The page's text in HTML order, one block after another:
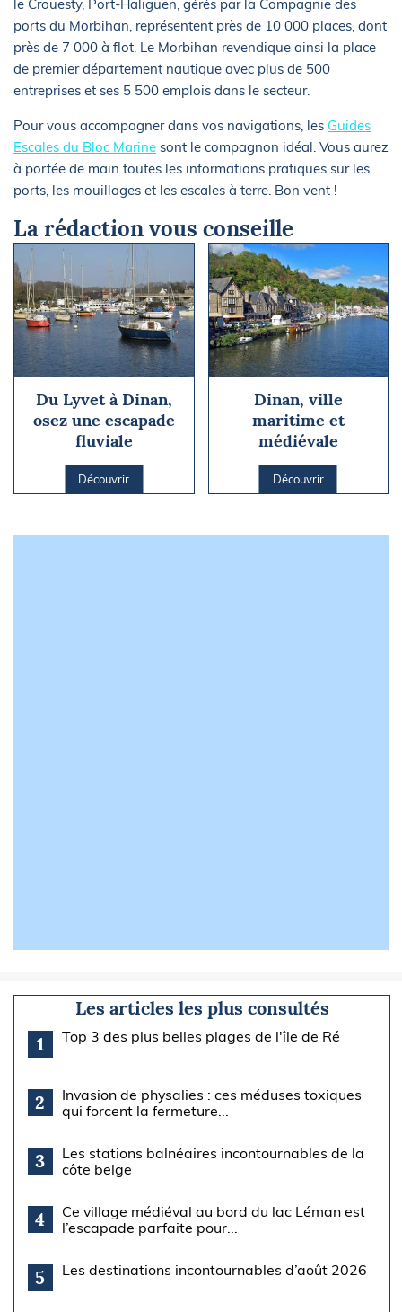
le Crouesty, Port-Haliguen, gérés par la Compagnie des
ports du Morbihan, représentent près de 10 000 places, dont
près de 7 000 à flot. Le Morbihan revendique ainsi la place
de premier département nautique avec plus de 500
entreprises et ses 5 500 emplois dans le secteur.
Pour vous accompagner dans vos navigations, les Guides
Escales du Bloc Marine sont le compagnon idéal. Vous aurez
à portée de main toutes les informations pratiques sur les
ports, les mouillages et les escales à terre. Bon vent !
La rédaction vous conseille
Du Lyvet à Dinan,
osez une escapade
fluviale
Découvrir
Dinan, ville
maritime et
médiévale
Découvrir
Les articles les plus consultés
1
Top 3 des plus belles plages de l'île de Ré
2
Invasion de physalies : ces méduses toxiques
qui forcent la fermeture...
3
Les stations balnéaires incontournables de la
côte belge
4
Ce village médiéval au bord du lac Léman est
l’escapade parfaite pour...
5 Les destinations incontournables d’août 2026